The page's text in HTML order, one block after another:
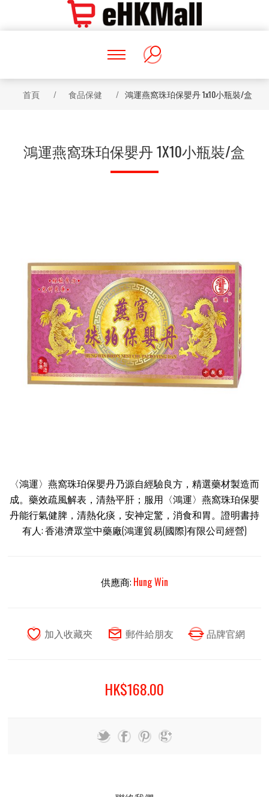
首頁 / 食品保健 / 鴻運燕窩珠珀保嬰丹 1x10小瓶裝/盒
鴻運燕窩珠珀保嬰丹 1X10小瓶裝/盒
〈鴻運〉燕窩珠珀保嬰丹乃源自經驗良方，精選藥材製造而
成。藥效疏風解表，清熱平肝；服用〈鴻運〉燕窩珠珀保嬰
丹能行氣健脾，清熱化痰，安神定驚，消食和胃。證明書持
有人: 香港濟眾堂中藥廠(鴻運貿易(國際)有限公司經營)
供應商: Hung Win
HK$168.00